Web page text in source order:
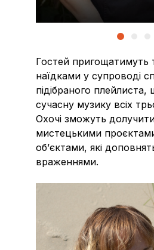
Гостей пригощатимуть
наїдками у супроводі
підібраного
сучасну музику всіх
Охочі зможуть
мистецькими
об’єктами, які
враженнями.